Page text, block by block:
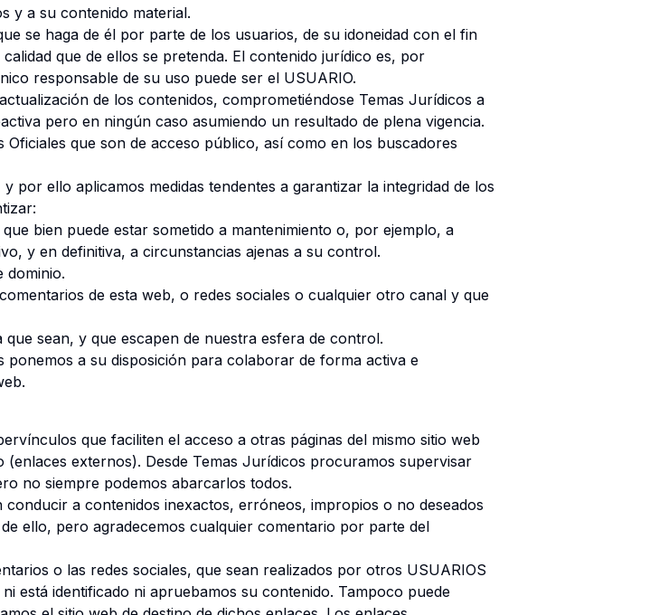
y a su contenido material.
se haga de él por parte de los usuarios, de su idoneidad con el fin
que de ellos se pretenda. El contenido jurídico es, por
responsable de su uso puede ser el USUARIO.
de los contenidos, comprometiéndose Temas Jurídicos a
pero en ningún caso asumiendo un resultado de plena vigencia.
que son de acceso público, así como en los buscadores
por ello aplicamos medidas tendentes a garantizar la integridad de los
bien puede estar sometido a mantenimiento o, por ejemplo, a
y en definitiva, a circunstancias ajenas a su control.
dominio.
de esta web, o redes sociales o cualquier otro canal y que
sean, y que escapen de nuestra esfera de control.
ponemos a su disposición para colaborar de forma activa e
que faciliten el acceso a otras páginas del mismo sitio web
externos). Desde Temas Jurídicos procuramos supervisar
no siempre podemos abarcarlos todos.
a contenidos inexactos, erróneos, impropios o no deseados
ello, pero agradecemos cualquier comentario por parte del
o las redes sociales, que sean realizados por otros USUARIOS
está identificado ni apruebamos su contenido. Tampoco puede